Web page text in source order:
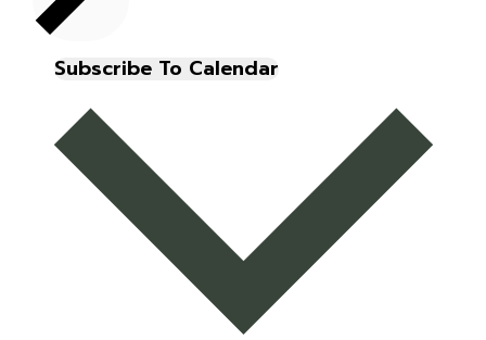
Subscribe To Calendar